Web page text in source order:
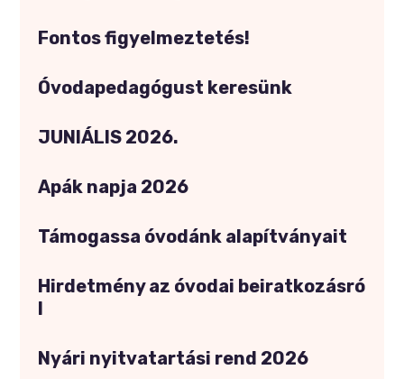
Fontos figyelmeztetés!
Óvodapedagógust keresünk
JUNIÁLIS 2026.
Apák napja 2026
Támogassa óvodánk alapítványait
Hirdetmény az óvodai beiratkozásró
l
Nyári nyitvatartási rend 2026